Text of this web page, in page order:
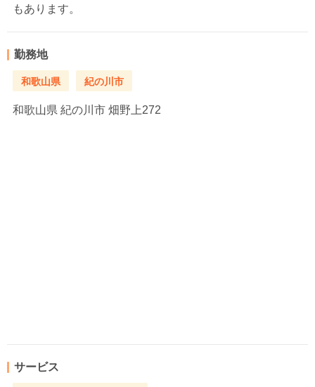
もあります。
勤務地
和歌山県 紀の川市
和歌山県 紀の川市 畑野上272
サービス